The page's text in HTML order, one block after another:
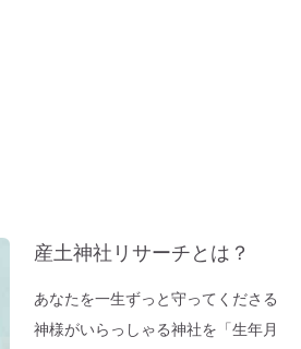
産土神社リサーチとは？
あなたを一生ずっと守ってくださる
神様がいらっしゃる神社を「生年月